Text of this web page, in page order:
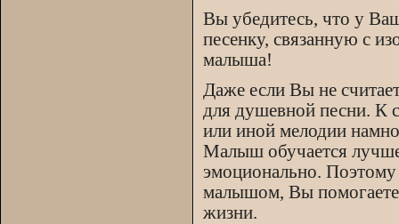
Вы убедитесь, что у
песенку, связанную с
малыша!
Даже если Вы не
для душевной песни. К
или иной мелодии
Малыш обучается лучше
эмоционально.
малышом, Вы помогаете
жизни.